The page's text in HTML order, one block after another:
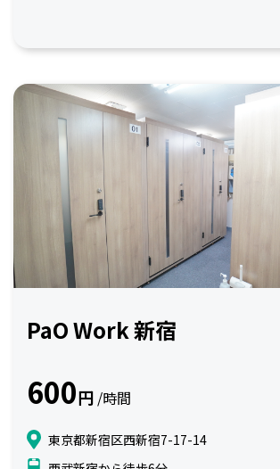
PaO Work 新宿
600円 /時間
東京都新宿区西新宿7-17-14